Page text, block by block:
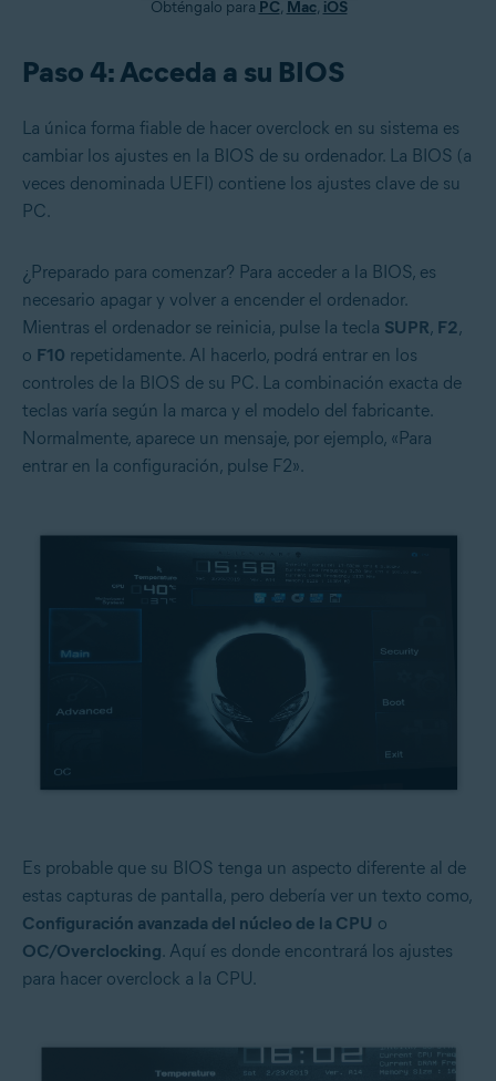
Obténgalo para PC, Mac, iOS
Paso 4: Acceda a su BIOS
La única forma fiable de hacer overclock en su sistema es
cambiar los ajustes en la BIOS de su ordenador. La BIOS (a
veces denominada UEFI) contiene los ajustes clave de su
PC.
¿Preparado para comenzar? Para acceder a la BIOS, es
necesario apagar y volver a encender el ordenador.
Mientras el ordenador se reinicia, pulse la tecla SUPR, F2,
o F10 repetidamente. Al hacerlo, podrá entrar en los
controles de la BIOS de su PC. La combinación exacta de
teclas varía según la marca y el modelo del fabricante.
Normalmente, aparece un mensaje, por ejemplo, «Para
entrar en la configuración, pulse F2».
Es probable que su BIOS tenga un aspecto diferente al de
estas capturas de pantalla, pero debería ver un texto como,
Configuración avanzada del núcleo de la CPU o
OC/Overclocking. Aquí es donde encontrará los ajustes
para hacer overclock a la CPU.